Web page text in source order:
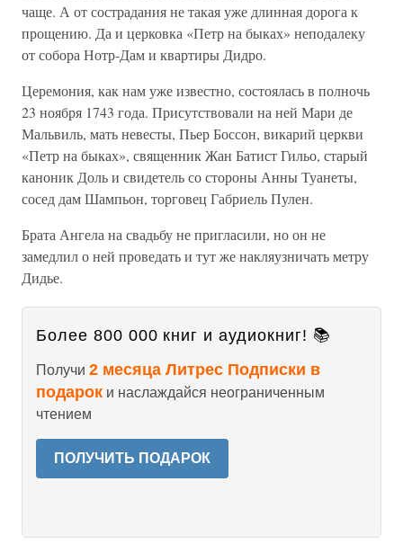
чаще. А от сострадания не такая уже длинная дорога к
прощению. Да и церковка «Петр на быках» неподалеку
от собора Нотр-Дам и квартиры Дидро.
Церемония, как нам уже известно, состоялась в полночь
23 ноября 1743 года. Присутствовали на ней Мари де
Мальвиль, мать невесты, Пьер Боссон, викарий церкви
«Петр на быках», священник Жан Батист Гильо, старый
каноник Доль и свидетель со стороны Анны Туанеты,
сосед дам Шампьон, торговец Габриель Пулен.
Брата Ангела на свадьбу не пригласили, но он не
замедлил о ней проведать и тут же накляузничать метру
Дидье.
Более 800 000 книг и аудиокниг! 📚
Получи 2 месяца Литрес Подписки в
подарок и наслаждайся неограниченным
чтением
ПОЛУЧИТЬ ПОДАРОК